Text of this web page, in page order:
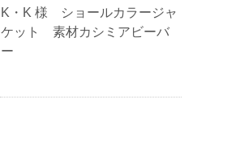
K・K 様 ショールカラージャ
ケット 素材カシミアビーバ
ー